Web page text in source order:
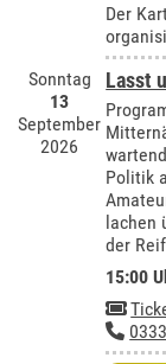
Der
Sonntag
13
September
2026
Lasst
Politik
lachen
der
15:00